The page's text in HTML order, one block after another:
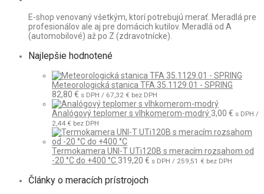
E-shop venovaný všetkým, ktorí potrebujú merať. Meradlá pre
profesionálov ale aj pre domácich kutilov. Meradlá od A
(automobilové) až po Z (zdravotnícke).
Najlepšie hodnotené
Meteorologická stanica TFA 35.1129.01 - SPRING
82,80 € s DPH / 67,32 € bez DPH
Analógový teplomer s vlhkomerom-modrý 3,00 € s DPH /
2,44 € bez DPH
Termokamera UNI-T UTi120B s meracím rozsahom od
-20 °C do +400 °C 319,20 € s DPH / 259,51 € bez DPH
Články o meracích prístrojoch